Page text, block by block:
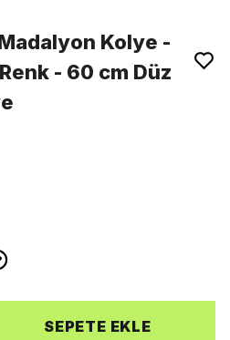
Kolye -
- 60 cm Düz
SEPETE EKLE